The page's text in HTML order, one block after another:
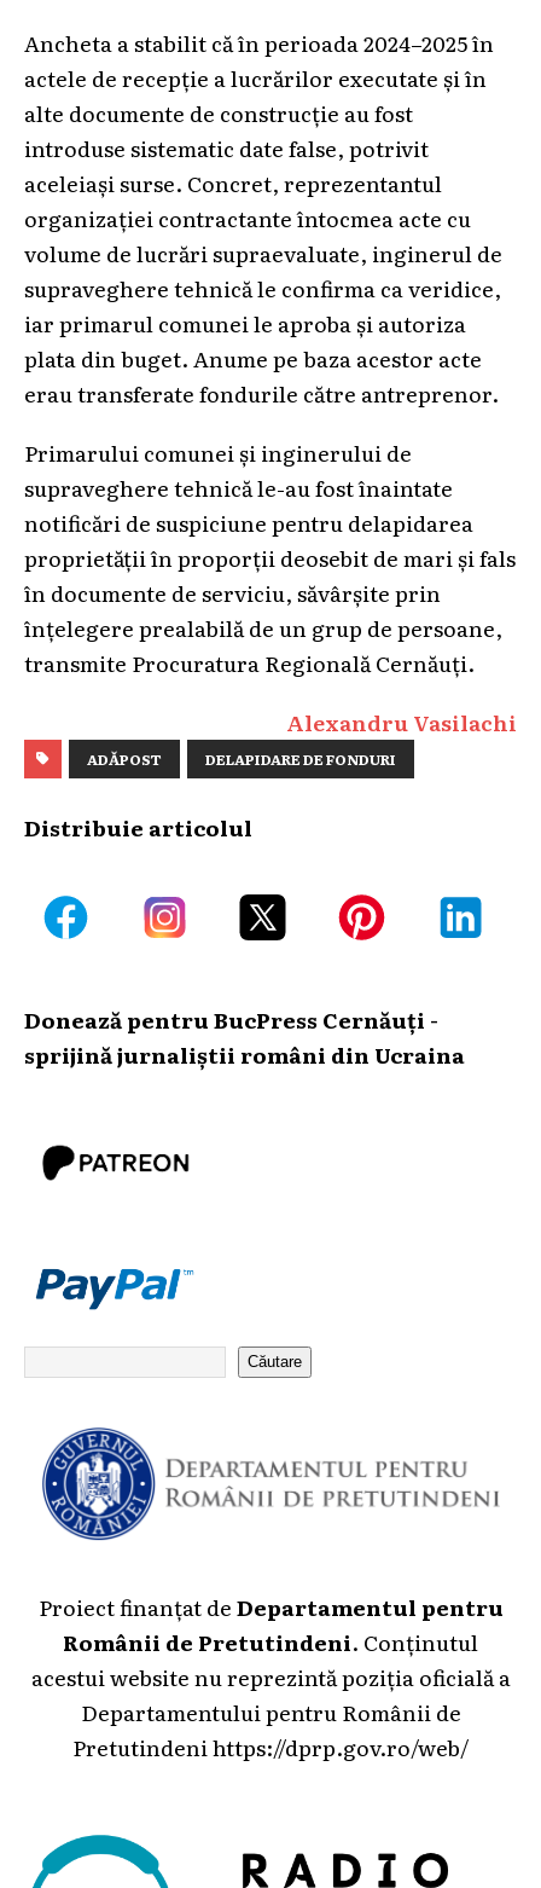
Ancheta a stabilit că în perioada 2024–2025 în
actele de recepție a lucrărilor executate și în
alte documente de construcție au fost
introduse sistematic date false, potrivit
aceleiași surse. Concret, reprezentantul
organizației contractante întocmea acte cu
volume de lucrări supraevaluate, inginerul de
supraveghere tehnică le confirma ca veridice,
iar primarul comunei le aproba și autoriza
plata din buget. Anume pe baza acestor acte
erau transferate fondurile către antreprenor.
Primarului comunei și inginerului de
supraveghere tehnică le-au fost înaintate
notificări de suspiciune pentru delapidarea
proprietății în proporții deosebit de mari și fals
în documente de serviciu, săvârșite prin
înțelegere prealabilă de un grup de persoane,
transmite Procuratura Regională Cernăuți.
Alexandru Vasilachi
ADĂPOST DELAPIDARE DE FONDURI
Distribuie articolul
Donează pentru BucPress Cernăuți -
sprijină jurnaliștii români din Ucraina
Căutare
Proiect finanțat deDepartamentul pentru
Românii de Pretutindeni. Conținutul
acestui website nu reprezintă poziția oficială a
Departamentului pentru Românii de
Pretutindeni https://dprp.gov.ro/web/